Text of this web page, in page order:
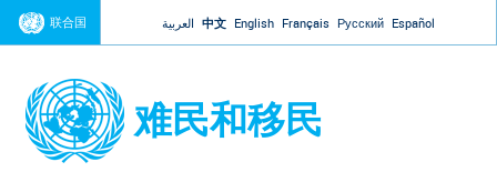
Jump to navigation
联合国 العربية 中文 English Français Русский Español
难民和移民